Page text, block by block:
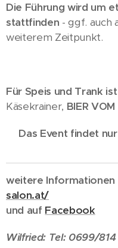
Die Führung wird um
stattfinden - ggf. auch
weiterem Zeitpunkt.
Für Speis und Trank
Käsekrainer, BIER
Das Event findet
weitere Informationen
salon.at/
und auf Facebook
Wilfried: Tel: 0699/814